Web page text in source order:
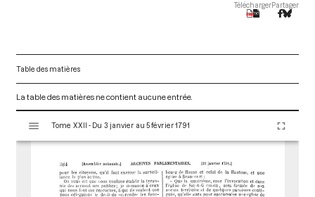
TéléchargerPartager
Table des matières
La table des matières ne contient aucune entrée.
s
Tome XXII - Du 3 janvier au 5 février 1791